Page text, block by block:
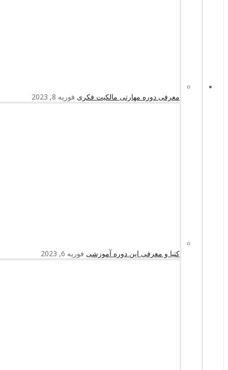
معرفی دوره مهارتی مالکیت فکری فوریه 8, 2023
کتیا و معرفی این دوره آموزشی فوریه 6, 2023